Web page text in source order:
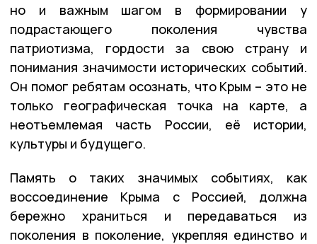
но и важным шагом в формировании у
подрастающего поколения чувства
патриотизма, гордости за свою страну и
понимания значимости исторических событий.
Он помог ребятам осознать, что Крым – это не
только географическая точка на карте, а
неотъемлемая часть России, её истории,
культуры и будущего.
Память о таких значимых событиях, как
воссоединение Крыма с Россией, должна
бережно храниться и передаваться из
поколения в поколение, укрепляя единство и